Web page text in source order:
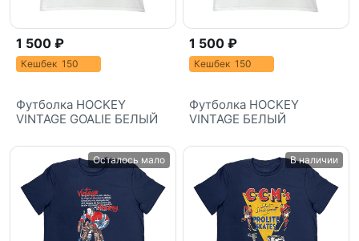
1 500 ₽
Кешбек 150
Футболка HOCKEY
VINTAGE GOALIE БЕЛЫЙ
1 500 ₽
Кешбек 150
Футболка HOCKEY
VINTAGE БЕЛЫЙ
Осталось мало В наличии